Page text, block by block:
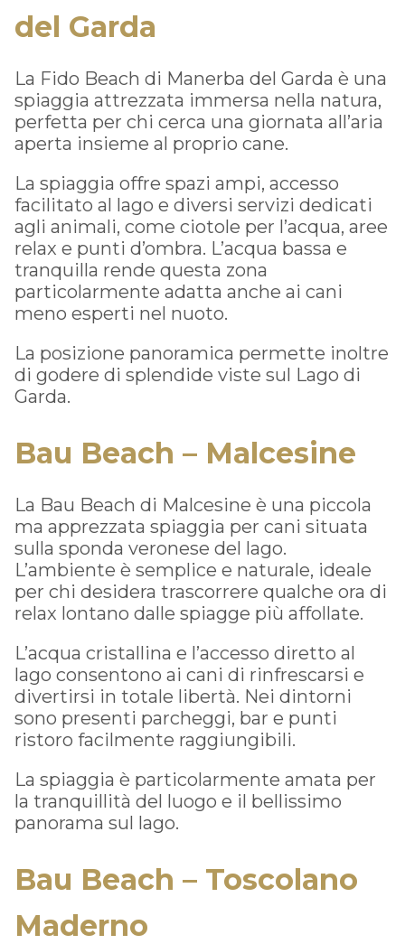
del Garda
La Fido Beach di Manerba del Garda è una
spiaggia attrezzata immersa nella natura,
perfetta per chi cerca una giornata all’aria
aperta insieme al proprio cane.
La spiaggia offre spazi ampi, accesso
facilitato al lago e diversi servizi dedicati
agli animali, come ciotole per l’acqua, aree
relax e punti d’ombra. L’acqua bassa e
tranquilla rende questa zona
particolarmente adatta anche ai cani
meno esperti nel nuoto.
La posizione panoramica permette inoltre
di godere di splendide viste sul Lago di
Garda.
Bau Beach – Malcesine
La Bau Beach di Malcesine è una piccola
ma apprezzata spiaggia per cani situata
sulla sponda veronese del lago.
L’ambiente è semplice e naturale, ideale
per chi desidera trascorrere qualche ora di
relax lontano dalle spiagge più affollate.
L’acqua cristallina e l’accesso diretto al
lago consentono ai cani di rinfrescarsi e
divertirsi in totale libertà. Nei dintorni
sono presenti parcheggi, bar e punti
ristoro facilmente raggiungibili.
La spiaggia è particolarmente amata per
la tranquillità del luogo e il bellissimo
panorama sul lago.
Bau Beach – Toscolano
Maderno